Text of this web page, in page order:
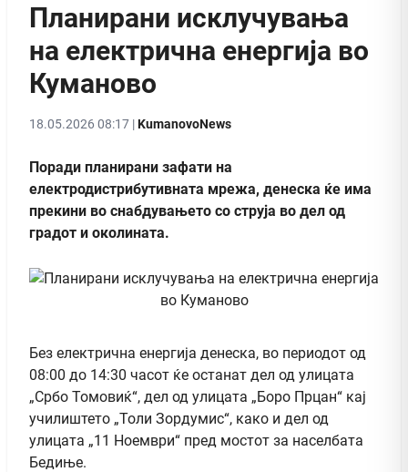
Планирани исклучувања
на електрична енергија во
Куманово
18.05.2026 08:17 |KumanovoNews
Поради планирани зафати на
електродистрибутивната мрежа, денеска ќе има
прекини во снабдувањето со струја во дел од
градот и околината.
Без електрична енергија денеска, во периодот од
08:00 до 14:30 часот ќе останат дел од улицата
„Србо Томовиќ“, дел од улицата „Боро Прцан“ кај
училиштето „Толи Зордумис“, како и дел од
улицата „11 Ноември“ пред мостот за населбата
Бедиње.